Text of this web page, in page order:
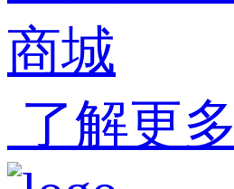
商城
了解更多